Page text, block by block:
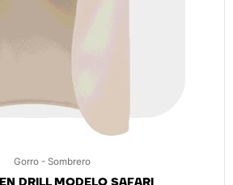
Gorro - Sombrero
DRILL MODELO SAFARI